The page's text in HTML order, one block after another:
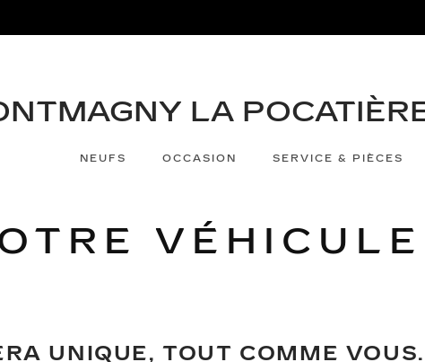
NEUFS OCCASION SERVICE & PIÈCES
UNIQUE, TOUT COMME VOUS.